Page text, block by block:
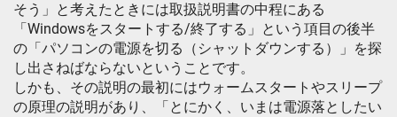
そう」と考えたときには取扱説明書の中程にある
「Windowsをスタートする/終了する」という項目の後半
の「パソコンの電源を切る（シャットダウンする）」を探
し出さねばならないということです。
しかも、その説明の最初にはウォームスタートやスリープ
の原理の説明があり、「とにかく、いまは電源落としたい